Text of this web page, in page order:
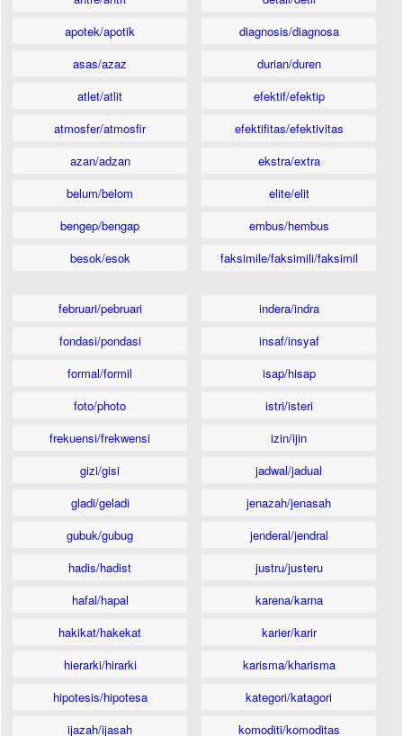
apotek/apotik
asas/azaz
atlet/atlit
atmosfer/atmosfir
azan/adzan
belum/belom
bengep/bengap
besok/esok
diagnosis/diagnosa
durian/duren
efektif/efektip
efektifitas/efektivitas
ekstra/extra
elite/elit
embus/hembus
faksimile/faksimili/faksimil
februari/pebruari
fondasi/pondasi
formal/formil
foto/photo
frekuensi/frekwensi
gizi/gisi
gladi/geladi
gubuk/gubug
hadis/hadist
hafal/hapal
hakikat/hakekat
hierarki/hirarki
hipotesis/hipotesa
ijazah/ijasah
indera/indra
insaf/insyaf
isap/hisap
istri/isteri
izin/ijin
jadwal/jadual
jenazah/jenasah
jenderal/jendral
justru/justeru
karena/karna
karier/karir
karisma/kharisma
kategori/katagori
komoditi/komoditas